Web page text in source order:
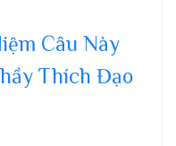
Câu Này
Thích Đạo